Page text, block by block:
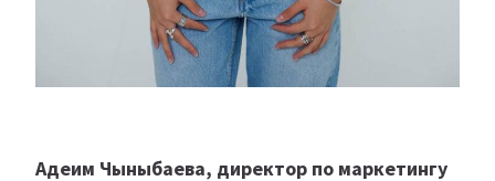
Адеим Чыныбаева, директор по маркетингу